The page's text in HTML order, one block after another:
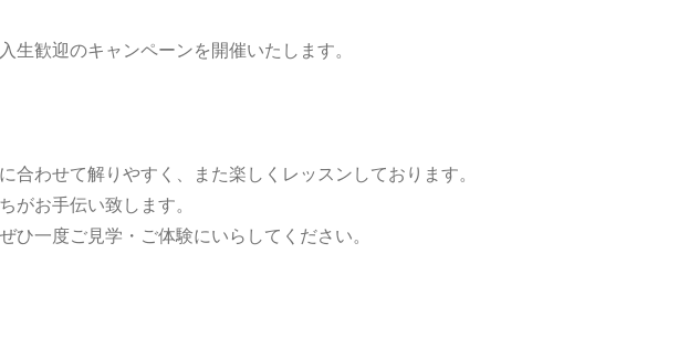
生歓迎のキャンペーンを開催いたします。
合わせて解りやすく、また楽しくレッスンしております。
がお手伝い致します。
ひ一度ご見学・ご体験にいらしてください。